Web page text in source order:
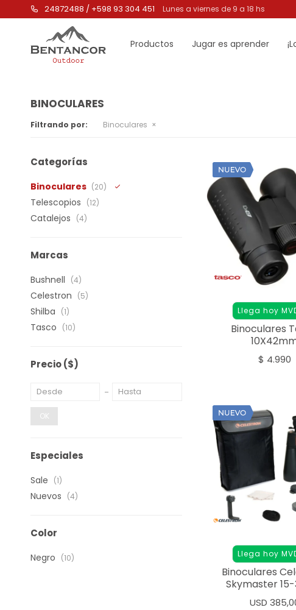
Productos Jugar es aprender
24872488 / +598 93 304 451 Lunes a viernes de 9 a 18 hs
BINOCULARES
Filtrando por: Binoculares
Llega hoy
Binoculares
$ 4.990
Llega hoy
Binoculares
Skymaster
Ajuste
USD
Categorías
Binoculares (20)
Telescopios (12)
Catalejos (4)
Marcas
Bushnell (4)
Celestron (5)
Shilba (1)
Tasco (10)
Precio($)
OK
Especiales
Sale (1)
Nuevos (4)
Color
Negro (10)